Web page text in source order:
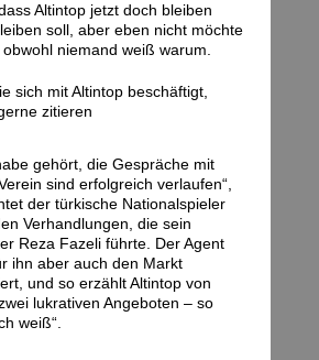
Altintop jetzt doch bleiben
soll, aber eben nicht möchte
niemand weiß warum.
sich mit Altintop beschäftigt,
zitieren
gehört, die Gespräche mit
sind erfolgreich verlaufen“,
der türkische Nationalspieler
Verhandlungen, die sein
Reza Fazeli führte. Der Agent
ihn aber auch den Markt
und so erzählt Altintop von
zwei lukrativen Angeboten – so
weiß“.